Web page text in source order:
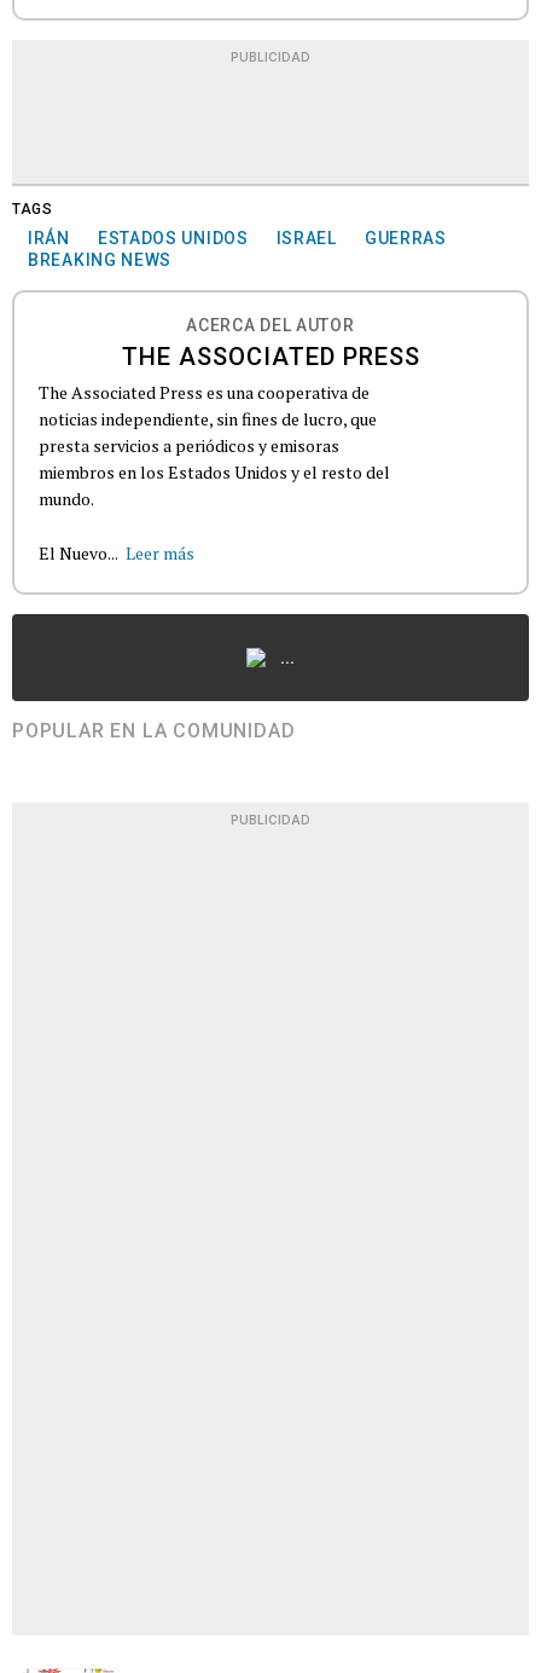
PUBLICIDAD
TAGS
IRÁN ESTADOS UNIDOS ISRAEL
GUERRAS
BREAKING NEWS
ACERCA DEL AUTOR
THE ASSOCIATED PRESS
The Associated Press es una cooperativa de
noticias independiente, sin fines de lucro, que
presta servicios a periódicos y emisoras
miembros en los Estados Unidos y el resto del
mundo.
El Nuevo... Leer más
...
POPULAR EN LA COMUNIDAD
PUBLICIDAD